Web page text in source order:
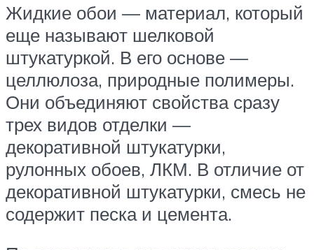
Жидкие обои — материал, который
еще называют шелковой
штукатуркой. В его основе —
целлюлоза, природные полимеры.
Они объединяют свойства сразу
трех видов отделки —
декоративной штукатурки,
рулонных обоев, ЛКМ. В отличие от
декоративной штукатурки, смесь не
содержит песка и цемента.